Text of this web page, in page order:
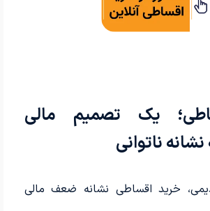
یک تصمیم مالی
ناتوانی
خرید اقساطی نشانه ضعف مالی